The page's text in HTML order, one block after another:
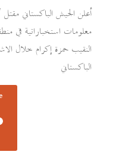
معلومات استخباراتية في
النقيب حمزة إكرام خلال
الباكستاني